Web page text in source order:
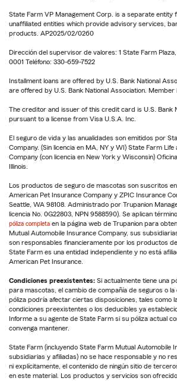
State Farm VP Management Corp. is a separate entity
unaffiliated entities which provide advisory services,
products. AP2025/02/0260
Dirección del supervisor de valores: 1 State Farm Plaza,
0001 Teléfono: 330-659-7522
Installment loans are offered by U.S. Bank National
are offered by U.S. Bank National Association. Member
The creditor and issuer of this credit card is U.S. Bank
pursuant to a license from Visa U.S.A. Inc.
El seguro de vida y las anualidades son emitidos por
Company. (Sin licencia en MA, NY y WI) State Farm
Company (con licencia en New York y Wisconsin)
Illinois.
Los productos de seguro de mascotas son suscritos
American Pet Insurance Company y ZPIC Insurance
Seattle, WA 98108. Administrado por Trupanion
licencia No. 0G22803, NPN 9588590). Se aplican
póliza completa en la página web de Trupanion para
Mutual Automobile Insurance Company, sus
son responsables financieramente por los productos
State Farm es una entidad independiente y no está
American Pet Insurance.
Condiciones preexistentes: Si actualmente tiene una
para mascotas, el cambio de compañía de seguros o
póliza podría afectar ciertas disposiciones, tales como
condiciones preexistentes o los deducibles ya
Informe a su agente de State Farm si su póliza actual
convenga mantener.
State Farm (incluyendo State Farm Mutual Automobile
subsidiarias y afiliadas) no se hace responsable y no
ni explícitamente, el contenido de ningún sitio de
en este material. Los productos y servicios son